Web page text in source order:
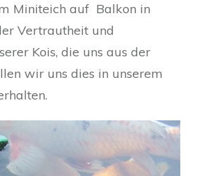
Miniteich auf Balkon in
Vertrautheit und
Kois, die uns aus der
wir uns dies in unserem